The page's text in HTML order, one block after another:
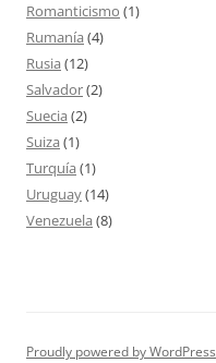
Romanticismo (1)
Rumanía (4)
Rusia (12)
Salvador(2)
Suecia (2)
Suiza (1)
Turquía (1)
Uruguay(14)
Venezuela (8)
Proudly powered by WordPress